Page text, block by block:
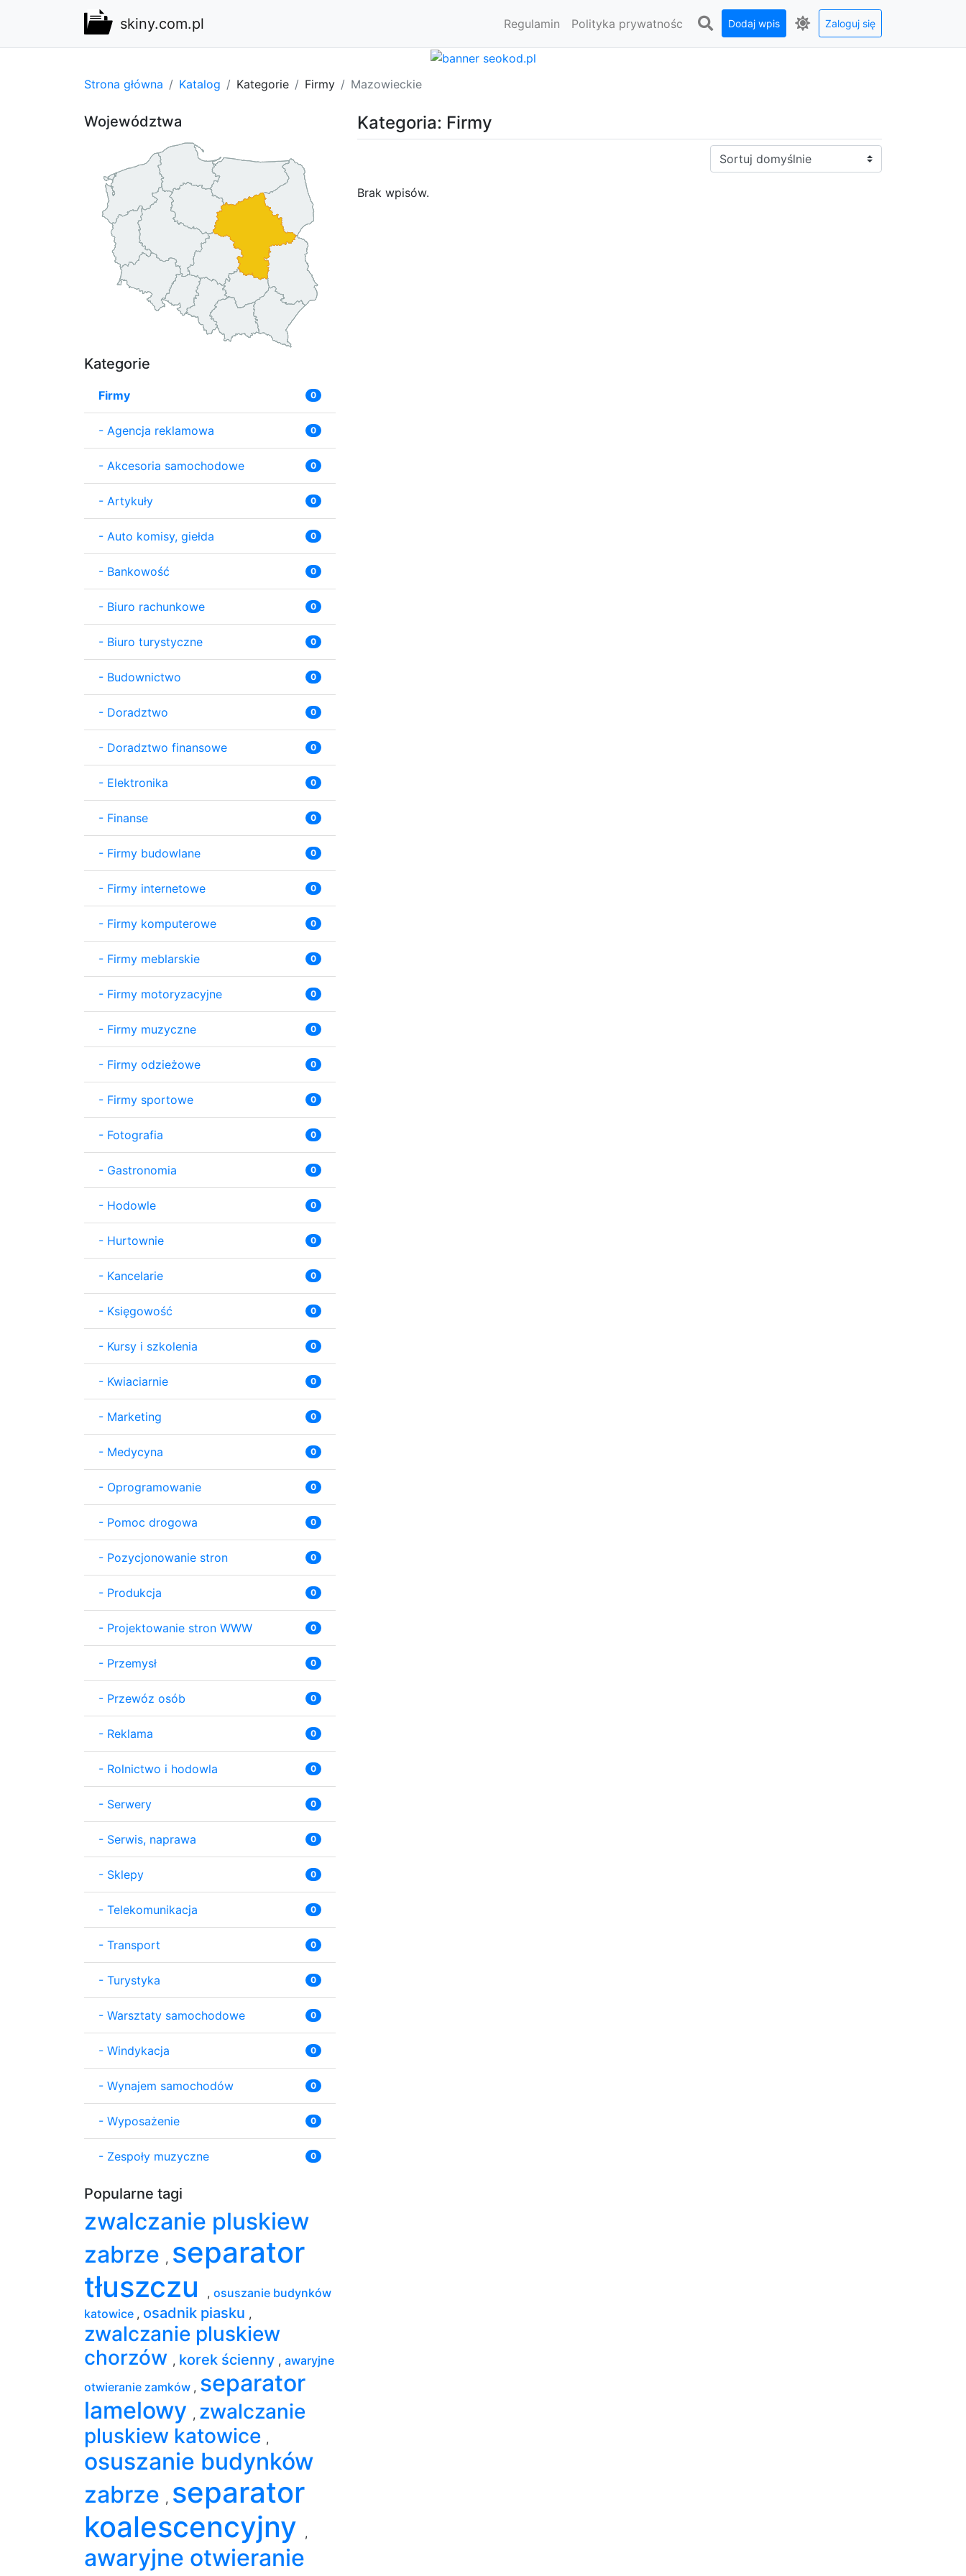
skiny.com.pl Regulamin Polityka prywatnośc Dodaj wpis Zaloguj się
Strona główna Katalog Kategorie Firmy Mazowieckie
Kategoria: Firmy
Sortuj:
Brak wpisów.
Województwa
Kategorie
Firmy 0
- Agencja reklamowa 0
- Akcesoria samochodowe 0
- Artykuły 0
- Auto komisy, giełda 0
- Bankowość 0
- Biuro rachunkowe 0
- Biuro turystyczne 0
- Budownictwo 0
- Doradztwo 0
- Doradztwo finansowe 0
- Elektronika 0
- Finanse 0
- Firmy budowlane 0
- Firmy internetowe 0
- Firmy komputerowe 0
- Firmy meblarskie 0
- Firmy motoryzacyjne 0
- Firmy muzyczne 0
- Firmy odzieżowe 0
- Firmy sportowe 0
- Fotografia 0
- Gastronomia 0
- Hodowle 0
- Hurtownie 0
- Kancelarie 0
- Księgowość 0
- Kursy i szkolenia 0
- Kwiaciarnie 0
- Marketing 0
- Medycyna 0
- Oprogramowanie 0
- Pomoc drogowa 0
- Pozycjonowanie stron 0
- Produkcja 0
- Projektowanie stron WWW 0
- Przemysł 0
- Przewóz osób 0
- Reklama 0
- Rolnictwo i hodowla 0
- Serwery 0
- Serwis, naprawa 0
- Sklepy 0
- Telekomunikacja 0
- Transport 0
- Turystyka 0
- Warsztaty samochodowe 0
- Windykacja 0
- Wynajem samochodów 0
- Wyposażenie 0
- Zespoły muzyczne 0
Popularne tagi
zwalczanie pluskiew
zabrze , separator
tłuszczu
, osuszanie budynków
katowice , osadnik piasku ,
zwalczanie pluskiew
chorzów , korek ścienny , awaryjne
otwieranie zamków , separator
lamelowy , zwalczanie
pluskiew katowice ,
osuszanie budynków
zabrze , separator
koalescencyjny
,
awaryjne otwieranie